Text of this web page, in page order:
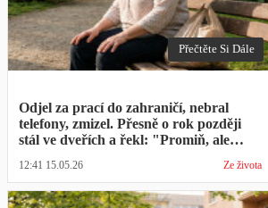
Přečtěte Si Dále
Odjel za prací do zahraničí, nebral
telefony, zmizel. Přesně o rok později
stál ve dveřích a řekl: "Promiň, ale
12:41 15.05.26 Ze života